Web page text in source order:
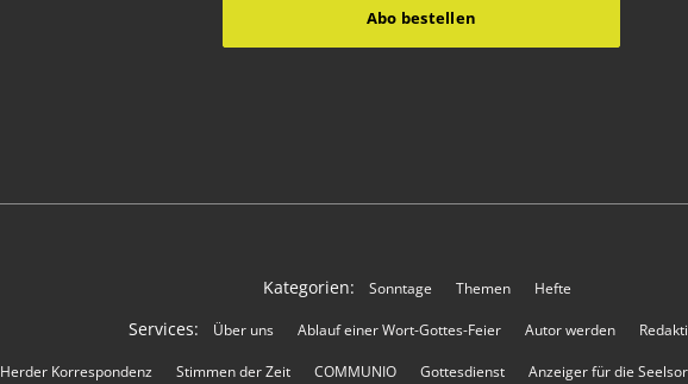
Abo bestellen
Kategorien: Sonntage Themen Hefte
Services: Über uns Ablauf einer Wort-Gottes-Feier Autor werden
Herder Korrespondenz Stimmen der Zeit COMMUNIO Gottesdienst Anzeiger für die